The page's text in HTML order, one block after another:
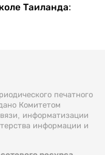
Таиланда:
печатного
Комитетом
информатизации
информации и